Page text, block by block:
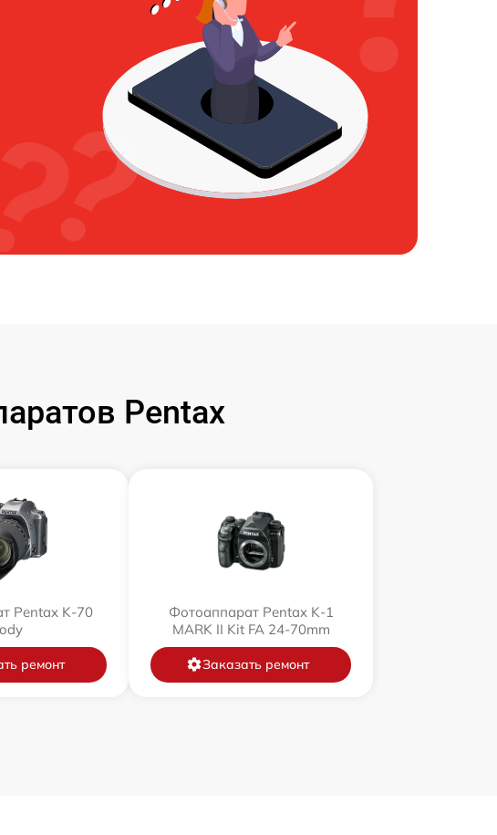
Pentax
Pentax K-70
ремонт
Фотоаппарат Pentax K-1
MARK II Kit FA 24-70mm
Заказать ремонт